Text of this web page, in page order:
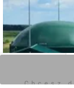
Chcesz